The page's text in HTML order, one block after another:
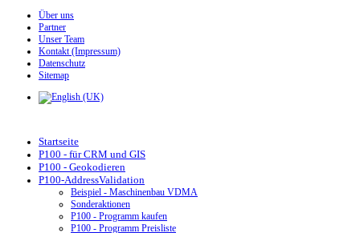
Über uns
Partner
Unser Team
Kontakt (Impressum)
Datenschutz
Sitemap
Startseite
P100 - für CRM und GIS
P100 - Geokodieren
P100-AddressValidation
Beispiel - Maschinenbau VDMA
Sonderaktionen
P100 - Programm kaufen
P100 - Programm Preisliste